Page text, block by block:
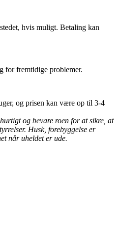
hvis muligt. Betaling kan
for fremtidige problemer.
og prisen kan være op til 3-4
og bevare roen for at sikre, at
Husk, forebyggelse er
når uheldet er ude.